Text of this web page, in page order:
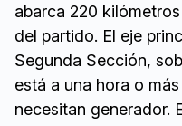
abarca 220
del partido. El eje
Segunda Sección,
está a una hora o
necesitan generador.